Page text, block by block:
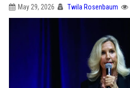
May 29, 2026 Twila Rosenbaum